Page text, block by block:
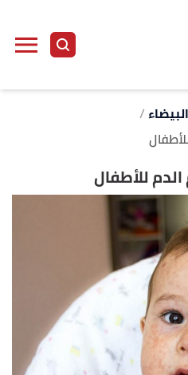
للأطفال